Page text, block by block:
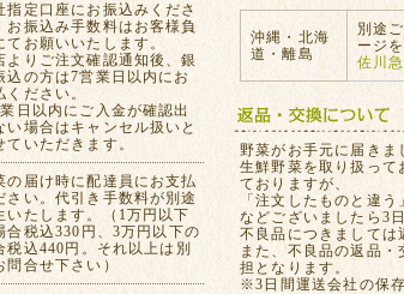
指定口座にお振込みくださ
お振込み手数料はお客様負
てお願いいたします。
よりご注文確認通知後、銀
込の方は7営業日以内にお
ください。
日以内にご入金が確認出
い場合はキャンセル扱いと
ていただきます。
の届け時に配達員にお支払
さい。代引き手数料が別途
いたします。（1万円以下
合税込330円、3万円以下の
税込440円。それ以上は別
問合せ下さい）
沖縄・北海
道・離島
別途
ージ
佐川
野菜がお手元に届きま
生鮮野菜を取り扱って
ておりますが、
「注文したものと違
などございましたら3
不良品につきましては
また、不良品の返品
担となります。
※3日間運送会社の保